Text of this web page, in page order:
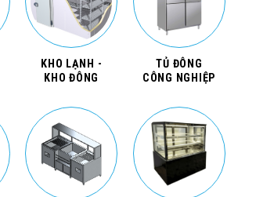
KHO LẠNH -
KHO ĐÔNG
TỦ ĐÔNG
CÔNG NGHIỆP